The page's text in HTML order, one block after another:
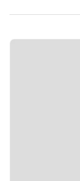
Previous